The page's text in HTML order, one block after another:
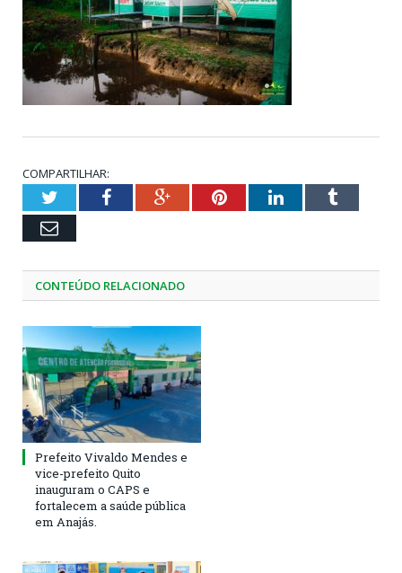
COMPARTILHAR:
TwitterFacebookGoogle+PinterestLinkedInTumblr
Email
CONTEÚDO RELACIONADO
Prefeito Vivaldo Mendes e
vice-prefeito Quito
inauguram o CAPS e
fortalecem a saúde pública
em Anajás.